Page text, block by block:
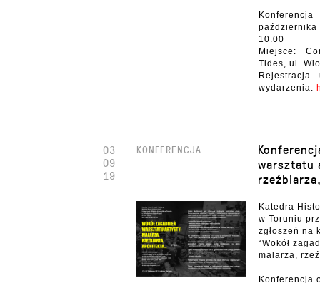
10.00
Miejsce:
Tides, ul.
wydarzenia:
warsztatu
KONFERENCJA
Katedra
w Toruniu
zgłoszeń na
“Wokół
malarza,
Konferencja
03
09
19